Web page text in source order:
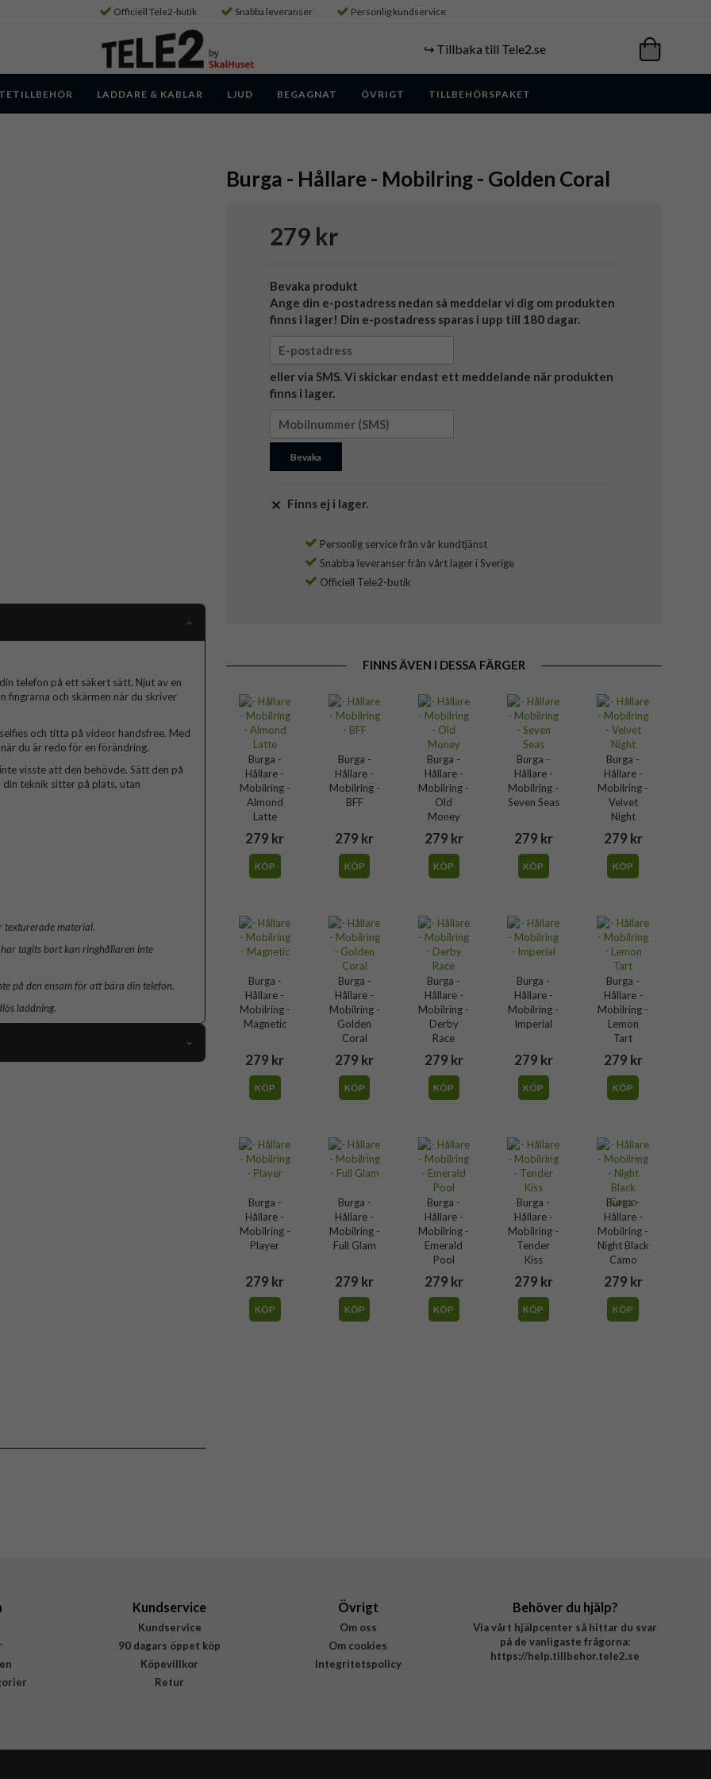
Officiell Tele2-butik Snabba leveranser Personlig kundservice
↪️ Tillbaka till Tele2.se
LADDARE & KABLAR LJUD BEGAGNAT ÖVRIGT TILLBEHÖRSPAKET
Burga - Hållare - Mobilring - Golden Coral
279 kr
Bevaka produkt
Ange din e-postadress nedan så meddelar vi dig om produkten
finns i lager! Din e-postadress sparas i upp till 180 dagar.
eller via SMS. Vi skickar endast ett meddelande när produkten
finns i lager.
Bevaka
Finns ej i lager.
Personlig service från vår kundtjänst
Snabba leveranser från vårt lager i Sverige
Officiell Tele2-butik
FINNS ÄVEN I DESSA FÄRGER
Burga -
Hållare -
Mobilring -
Almond
Latte
279 kr
KÖP
Burga -
Hållare -
Mobilring -
BFF
279 kr
KÖP
Burga -
Hållare -
Mobilring -
Old
Money
279 kr
KÖP
Burga -
Hållare -
Mobilring -
Seven Seas
279 kr
KÖP
Burga -
Hållare -
Mobilring -
Velvet
Night
279 kr
KÖP
Burga -
Hållare -
Mobilring -
Magnetic
279 kr
KÖP
Burga -
Hållare -
Mobilring -
Golden
Coral
279 kr
KÖP
Burga -
Hållare -
Mobilring -
Derby
Race
279 kr
KÖP
Burga -
Hållare -
Mobilring -
Imperial
279 kr
KÖP
Burga -
Hållare -
Mobilring -
Lemon
Tart
279 kr
KÖP
Burga -
Hållare -
Mobilring -
Player
279 kr
KÖP
Burga -
Hållare -
Mobilring -
Full Glam
279 kr
KÖP
Burga -
Hållare -
Mobilring -
Emerald
Pool
279 kr
KÖP
Burga -
Hållare -
Mobilring -
Tender
Kiss
279 kr
KÖP
Burga -
Hållare -
Mobilring -
Night Black
Camo
279 kr
KÖP
telefon på ett säkert sätt. Njut av en
fingrarna och skärmen när du skriver
och titta på videor handsfree. Med
du är redo för en förändring.
visste att den behövde. Sätt den på
teknik sitter på plats, utan
texturerade material.
tagits bort kan ringhållaren inte
på den ensam för att bära din telefon.
laddning.
Kundservice
Kundservice
90 dagars öppet köp
Köpevillkor
Retur
Övrigt
Om oss
Om cookies
Integritetspolicy
Behöver du hjälp?
Via vårt hjälpcenter så hittar du svar
på de vanligaste frågorna:
https://help.tillbehor.tele2.se